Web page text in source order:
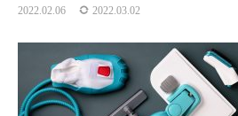
2022.02.06 2022.03.02